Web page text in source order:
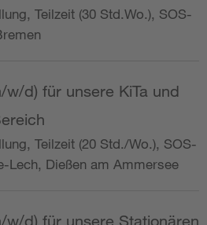
Teilzeit (30 Std.Wo.), SOS-
w/d) für unsere KiTa und
Teilzeit (20 Std./Wo.), SOS-
Lech, Dießen am Ammersee
w/d) für unsere Stationären